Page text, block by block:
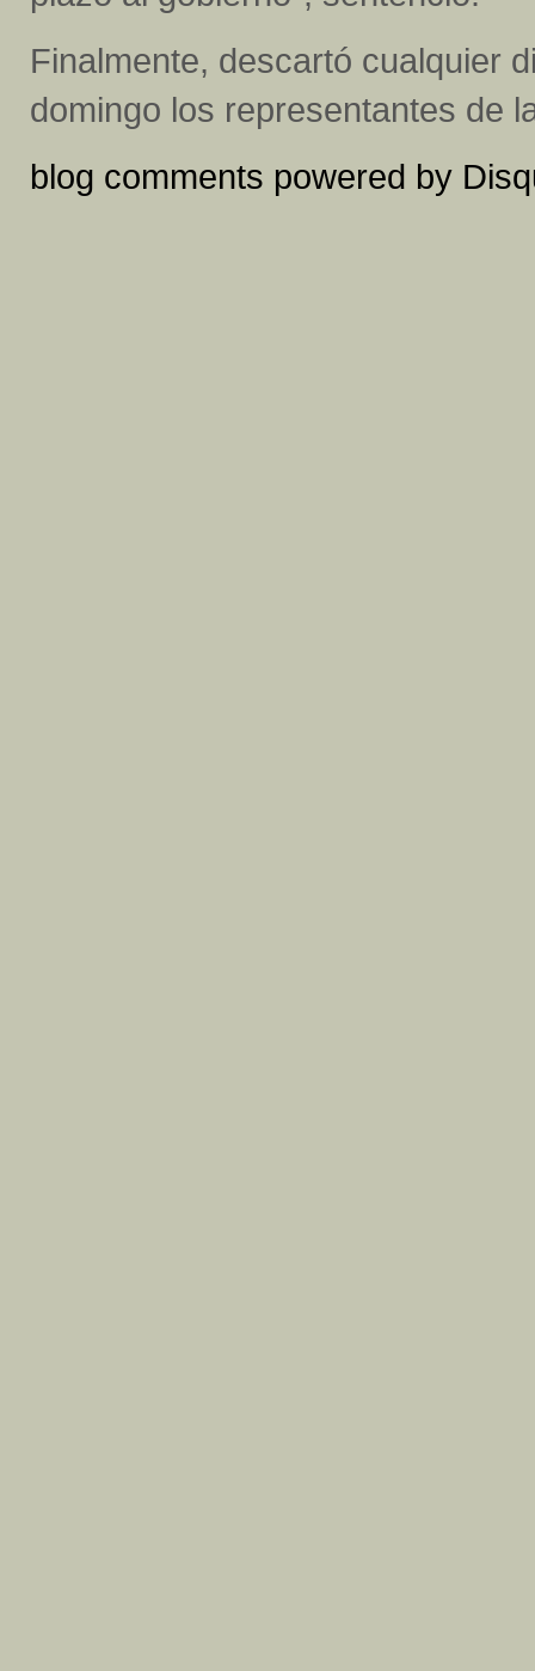
Finalmente, descartó cualquier
domingo los representantes de
blog comments powered by